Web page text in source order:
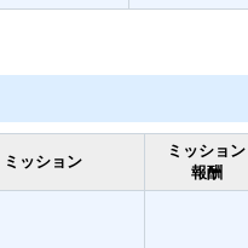
ミッション
ミッション
報酬